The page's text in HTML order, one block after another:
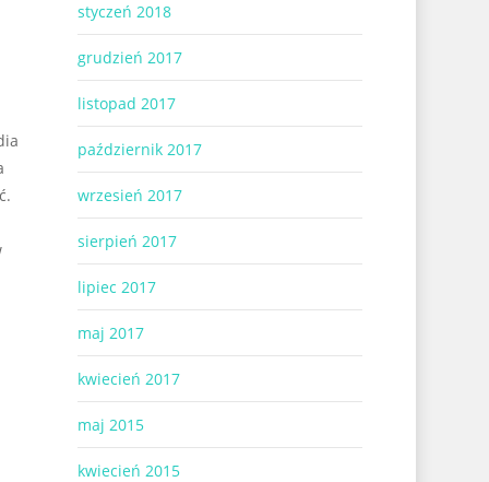
styczeń 2018
grudzień 2017
listopad 2017
październik 2017
wrzesień 2017
sierpień 2017
lipiec 2017
maj 2017
kwiecień 2017
maj 2015
kwiecień 2015